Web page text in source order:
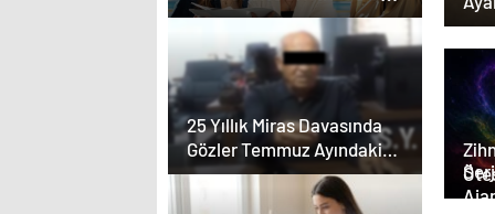
YKS Adaylarına Çifte
Güvence: Sabit Ücret
ve Kesintisiz Burs
25 Yıllık Miras Davasında
Gözler Temmuz Ayındaki
Karar Duruşmasına Çevrildi
Serjoy :